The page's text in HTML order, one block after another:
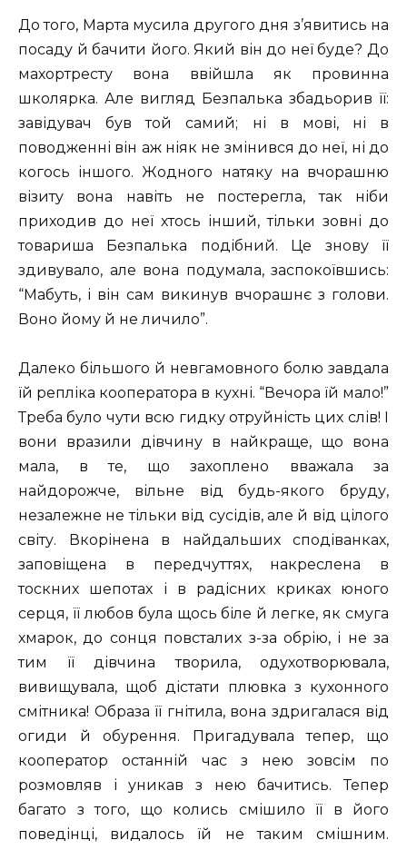
До того, Марта мусила другого дня з’явитись на
посаду й бачити його. Який він до неї буде? До
махортресту вона ввійшла як провинна
школярка. Але вигляд Безпалька збадьорив її:
завідувач був той самий; ні в мові, ні в
поводженні він аж ніяк не змінився до неї, ні до
когось іншого. Жодного натяку на вчорашню
візиту вона навіть не постерегла, так ніби
приходив до неї хтось інший, тільки зовні до
товариша Безпалька подібний. Це знову її
здивувало, але вона подумала, заспокоївшись:
“Мабуть, і він сам викинув вчорашнє з голови.
Воно йому й не личило”.
Далеко більшого й невгамовного болю завдала
їй репліка кооператора в кухні. “Вечора їй мало!”
Треба було чути всю гидку отруйність цих слів! І
вони вразили дівчину в найкраще, що вона
мала, в те, що захоплено вважала за
найдорожче, вільне від будь-якого бруду,
незалежне не тільки від сусідів, але й від цілого
світу. Вкорінена в найдальших сподіванках,
заповіщена в передчуттях, накреслена в
тоскних шепотах і в радісних криках юного
серця, її любов була щось біле й легке, як смуга
хмарок, до сонця повсталих з-за обрію, і не за
тим її дівчина творила, одухотворювала,
вивищувала, щоб дістати плювка з кухонного
смітника! Образа її гнітила, вона здригалася від
огиди й обурення. Пригадувала тепер, що
кооператор останній час з нею зовсім по
розмовляв і уникав з нею бачитись. Тепер
багато з того, що колись смішило її в його
поведінці, видалось їй не таким смішним.